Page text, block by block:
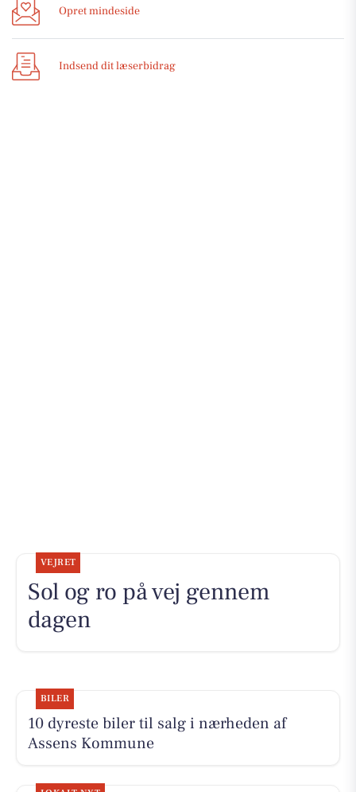
Opret mindeside
Indsend dit læserbidrag
VEJRET
Sol og ro på vej gennem
dagen
BILER
10 dyreste biler til salg i nærheden af
Assens Kommune